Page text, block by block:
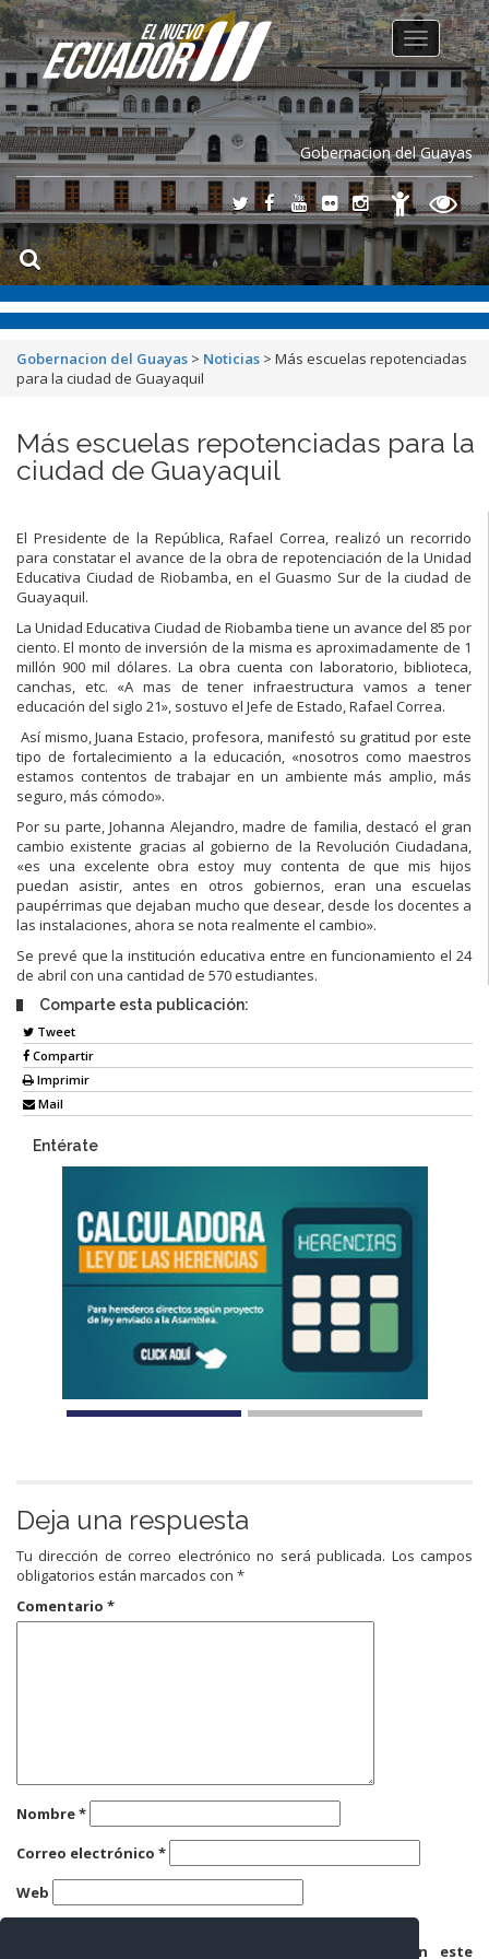
Gobernacion del Guayas
Toggle
navigation
Gobernacion del Guayas > Noticias > Más escuelas repotenciadas
para la ciudad de Guayaquil
Más escuelas repotenciadas para la
ciudad de Guayaquil
El Presidente de la República, Rafael Correa, realizó un recorrido
para constatar el avance de la obra de repotenciación de la Unidad
Educativa Ciudad de Riobamba, en el Guasmo Sur de la ciudad de
Guayaquil.
La Unidad Educativa Ciudad de Riobamba tiene un avance del 85 por
ciento. El monto de inversión de la misma es aproximadamente de 1
millón 900 mil dólares. La obra cuenta con laboratorio, biblioteca,
canchas, etc. «A mas de tener infraestructura vamos a tener
educación del siglo 21», sostuvo el Jefe de Estado, Rafael Correa.
Así mismo, Juana Estacio, profesora, manifestó su gratitud por este
tipo de fortalecimiento a la educación, «nosotros como maestros
estamos contentos de trabajar en un ambiente más amplio, más
seguro, más cómodo».
Por su parte, Johanna Alejandro, madre de familia, destacó el gran
cambio existente gracias al gobierno de la Revolución Ciudadana,
«es una excelente obra estoy muy contenta de que mis hijos
puedan asistir, antes en otros gobiernos, eran una escuelas
paupérrimas que dejaban mucho que desear, desde los docentes a
las instalaciones, ahora se nota realmente el cambio».
Se prevé que la institución educativa entre en funcionamiento el 24
de abril con una cantidad de 570 estudiantes.
Comparte esta publicación:
Tweet
Compartir
Imprimir
Mail
Entérate
Deja una respuesta
Tu dirección de correo electrónico no será publicada. Los campos
obligatorios están marcados con *
Comentario *
Nombre*
Correo electrónico *
Web
Guarda mi nombre, correo electrónico y web en este